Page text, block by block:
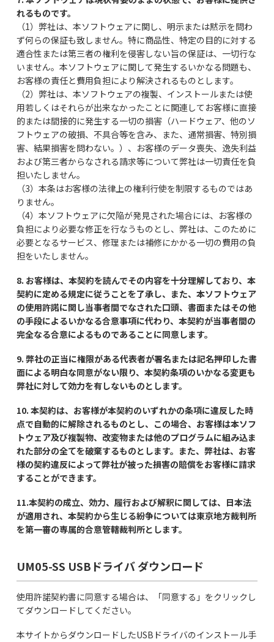
れるものです。
（1）弊社は、本ソフトウェアに関し、明示または黙示を問わ
ず何らの保証も致しません。特に商品性、特定の目的に対する
適合性または第三者の権利を侵害しない旨の保証は、一切行な
いません。本ソフトウェアに関して発生するいかなる問題も、
お客様の責任と費用負担により解決されるものとします。
（2）弊社は、本ソフトウェアの複製、インストールまたは使
用若しくはそれらが出来なかったことに関連してお客様に直接
的または間接的に発生する一切の損害（ハードウェア、他のソ
フトウェアの破損、不具合等を含み、また、通常損害、特別損
害、結果損害を問わない。）、お客様のデータ喪失、逸失利益
および第三者からなされる請求等について弊社は一切責任を負
担いたしません。
（3）本条はお客様の法律上の権利行使を制限するものではあ
りません。
（4）本ソフトウェアに欠陥が発見された場合には、お客様の
負担により必要な修正を行なうものとし、弊社は、このために
必要となるサービス、修理または補修にかかる一切の費用の負
担をいたしません。
8. お客様は、本契約を読んでその内容を十分理解しており、本
契約に定める規定に従うことを了承し、また、本ソフトウェア
の使用許諾に関し当事者間でなされた口頭、書面またはその他
の手段によるいかなる合意事項に代わり、本契約が当事者間の
完全なる合意によるものであることに同意します。
9. 弊社の正当に権限がある代表者が署名または記名押印した書
面による明白な同意がない限り、本契約条項のいかなる変更も
弊社に対して効力を有しないものとします。
10. 本契約は、お客様が本契約のいずれかの条項に違反した時
点で自動的に解除されるものとし、この場合、お客様は本ソフ
トウェア及び複製物、改変物または他のプログラムに組み込ま
れた部分の全てを破棄するものとします。また、弊社は、お客
様の契約違反によって弊社が被った損害の賠償をお客様に請求
することができます。
11.本契約の成立、効力、履行および解釈に関しては、日本法
が適用され、本契約から生じる紛争については東京地方裁判所
を第一審の専属的合意管轄裁判所とします。
UM05-SS USBドライバ ダウンロード
使用許諾契約書に同意する場合は、「同意する」をクリックし
てダウンロードしてください。
本サイトからダウンロードしたUSBドライバのインストール手